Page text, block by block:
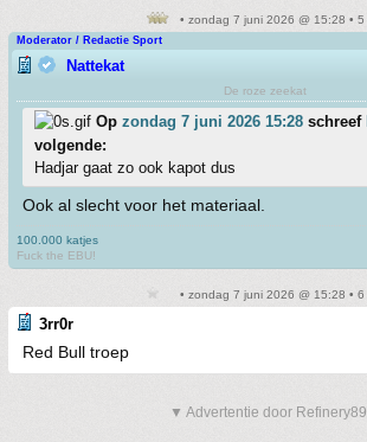
• zondag 7 juni 2026 @ 15:28 • 5
Moderator / Redactie Sport
Nattekat
De roze zeekat
Op zondag 7 juni 2026 15:28 schreef
volgende:
Hadjar gaat zo ook kapot dus
Ook al slecht voor het materiaal.
100.000 katjes
Fuck the EBU!
• zondag 7 juni 2026 @ 15:28 • 6
3rr0r
Red Bull troep
▼ Advertentie door Refinery89